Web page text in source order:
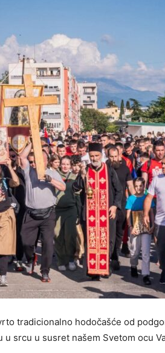
tradicionalno hodočašće od
srcu u susret našem Svetom ocu